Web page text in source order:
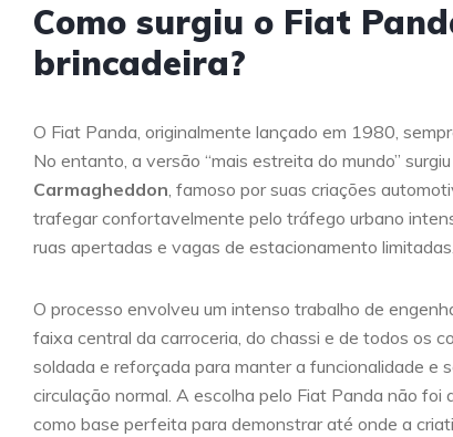
Como surgiu o Fiat
brincadeira?
O Fiat Panda, originalmente lançado em 1980,
No entanto, a versão “mais estreita do mundo”
Carmagheddon , famoso por suas criações
trafegar confortavelmente pelo tráfego urbano
ruas apertadas e vagas de estacionamento limitadas.
O processo envolveu um intenso trabalho de
faixa central da carroceria, do chassi e de todos os
soldada e reforçada para manter a funcionalidade e
circulação normal. A escolha pelo Fiat Panda não
como base perfeita para demonstrar até onde a